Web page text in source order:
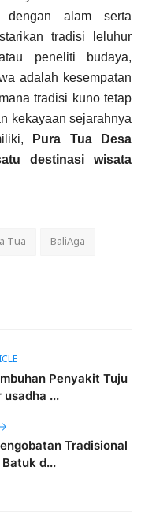
dengan alam serta
tradisi leluhur
peneliti budaya,
adalah kesempatan
tradisi kuno tetap
kekayaan sejarahnya
Pura Tua Desa
destinasi wisata
Tua
BaliAga
Penyakit Tuju
...
Tradisional
d...